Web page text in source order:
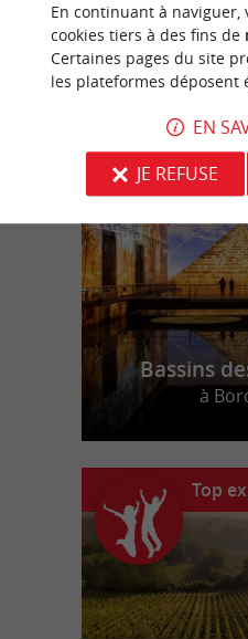
Un détour
Jalles près
Bassins
à
Top
En continuant à
cookies tiers à des fins de
Certaines pages du site
les plateformes déposent
EN
JE REFUSE